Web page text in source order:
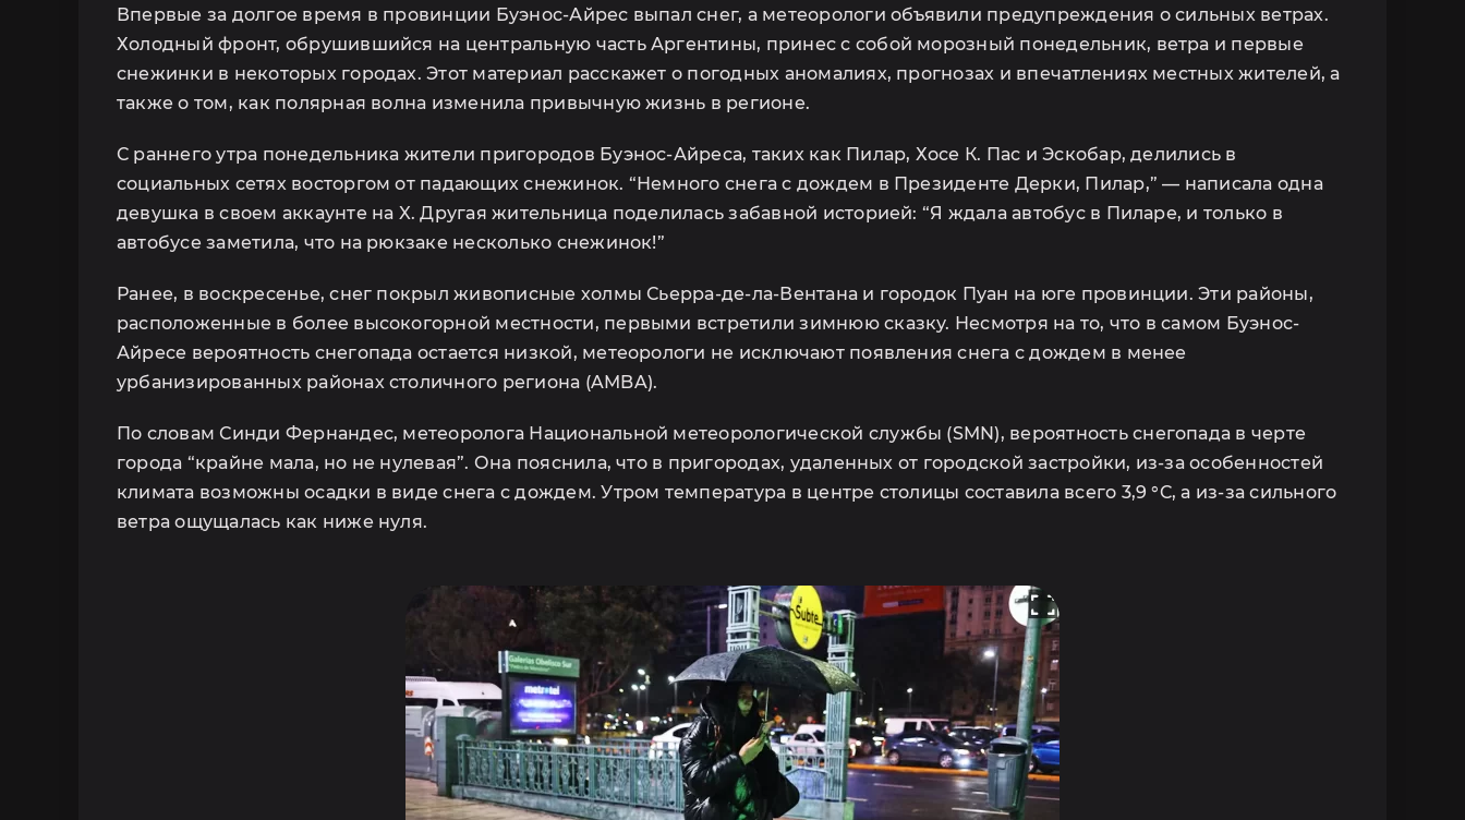
Впервые за долгое время в провинции Буэнос-Айрес выпал снег, а метеорологи объявили предупреждения о сильных ветрах.
Холодный фронт, обрушившийся на центральную часть Аргентины, принес с собой морозный понедельник, ветра и первые
снежинки в некоторых городах. Этот материал расскажет о погодных аномалиях, прогнозах и впечатлениях местных жителей, а
также о том, как полярная волна изменила привычную жизнь в регионе.
С раннего утра понедельника жители пригородов Буэнос-Айреса, таких как Пилар, Хосе К. Пас и Эскобар, делились в
социальных сетях восторгом от падающих снежинок. “Немного снега с дождем в Президенте Дерки, Пилар,” — написала одна
девушка в своем аккаунте на X. Другая жительница поделилась забавной историей: “Я ждала автобус в Пиларе, и только в
автобусе заметила, что на рюкзаке несколько снежинок!”
Ранее, в воскресенье, снег покрыл живописные холмы Сьерра-де-ла-Вентана и городок Пуан на юге провинции. Эти районы,
расположенные в более высокогорной местности, первыми встретили зимнюю сказку. Несмотря на то, что в самом Буэнос-
Айресе вероятность снегопада остается низкой, метеорологи не исключают появления снега с дождем в менее
урбанизированных районах столичного региона (AMBA).
По словам Синди Фернандес, метеоролога Национальной метеорологической службы (SMN), вероятность снегопада в черте
города “крайне мала, но не нулевая”. Она пояснила, что в пригородах, удаленных от городской застройки, из-за особенностей
климата возможны осадки в виде снега с дождем. Утром температура в центре столицы составила всего 3,9 °C, а из-за сильного
ветра ощущалась как ниже нуля.